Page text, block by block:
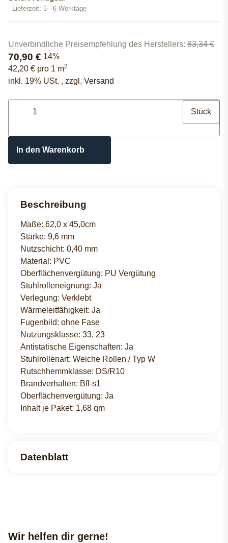
Lieferzeit: 5 - 6 Werktage
Unverbindliche Preisempfehlung des Herstellers: 83,34 €
70,90 € 14%
42,20 € pro 1 m2
inkl. 19% USt. , zzgl. Versand
Stück
In den Warenkorb
Beschreibung
Maße: 62,0 x 45,0cm
Stärke: 9,6 mm
Nutzschicht: 0,40 mm
Material: PVC
Oberflächenvergütung: PU Vergütung
Stuhlrolleneignung: Ja
Verlegung: Verklebt
Wärmeleitfähigkeit: Ja
Fugenbild: ohne Fase
Nutzungsklasse: 33, 23
Antistatische Eigenschaften: Ja
Stuhlrollenart: Weiche Rollen / Typ W
Rutschhemmklasse: DS/R10
Brandverhalten: Bfl-s1
Oberflächenvergütung: Ja
Inhalt je Paket: 1,68 qm
Datenblatt
Wir helfen dir gerne!